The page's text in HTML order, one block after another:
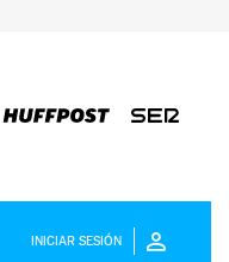
INICIAR SESIÓN